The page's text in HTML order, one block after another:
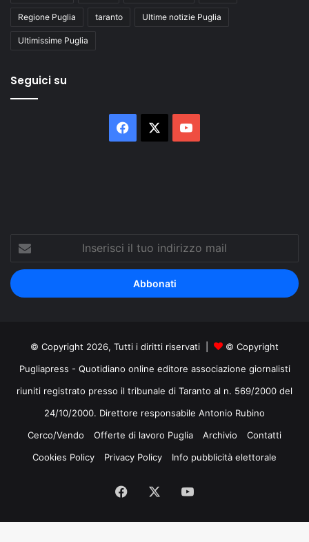
Regione Puglia taranto Ultime notizie Puglia
Ultimissime Puglia
Seguici su
Facebook
Inserisci
tuo
indirizzo
mail
© Copyright 2026, Tutti i diritti riservati |
© Copyright
Pugliapress - Quotidiano online editore associazione giornalisti
riuniti registrato presso il tribunale di Taranto al n. 569/2000 del
24/10/2000. Direttore responsabile Antonio Rubino
Cerco/Vendo
Offerte di lavoro Puglia Archivio
Contatti
Cookies Policy
Privacy Policy Info pubblicità elettorale
Facebook
Tube